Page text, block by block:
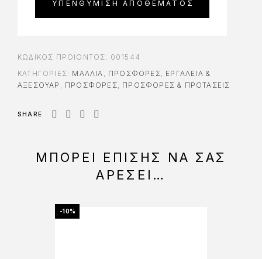
ΚΩΔΙΚΌΣ ΠΡΟΪΌΝΤΟΣ: 001544
ΚΑΤΗΓΟΡΊΕΣ: ΜΑΛΛΙΑ , ΠΡΟΣΦΟΡΈΣ, ΕΡΓΑΛΕΊΑ &
AΞΕΣΟΥΆΡ , ΠΡΟΣΦΟΡΈΣ, ΠΡΟΣΦΟΡΕΣ & ΠΡΟΤΑΣΕΙΣ
SHARE
ΜΠΟΡΕΊ ΕΠΊΣΗΣ ΝΑ ΣΑΣ
ΑΡΈΣΕΙ…
-10%